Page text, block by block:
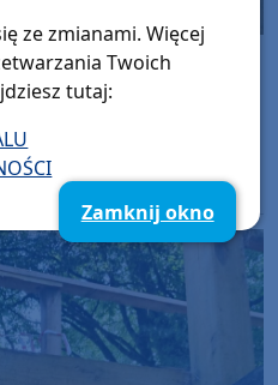
budynek dawnej
Odnowa zabytku
ze zmianami. Więcej
Twoich
tutaj:
Zamknij okno